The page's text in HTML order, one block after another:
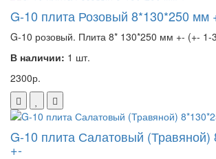
G-10 плита Розовый 8*130*250 мм
G-10 розовый. Плита 8* 130*250 мм +- (+-
В наличии: 1 шт.
2300р.
G-10 плита Салатовый
+-